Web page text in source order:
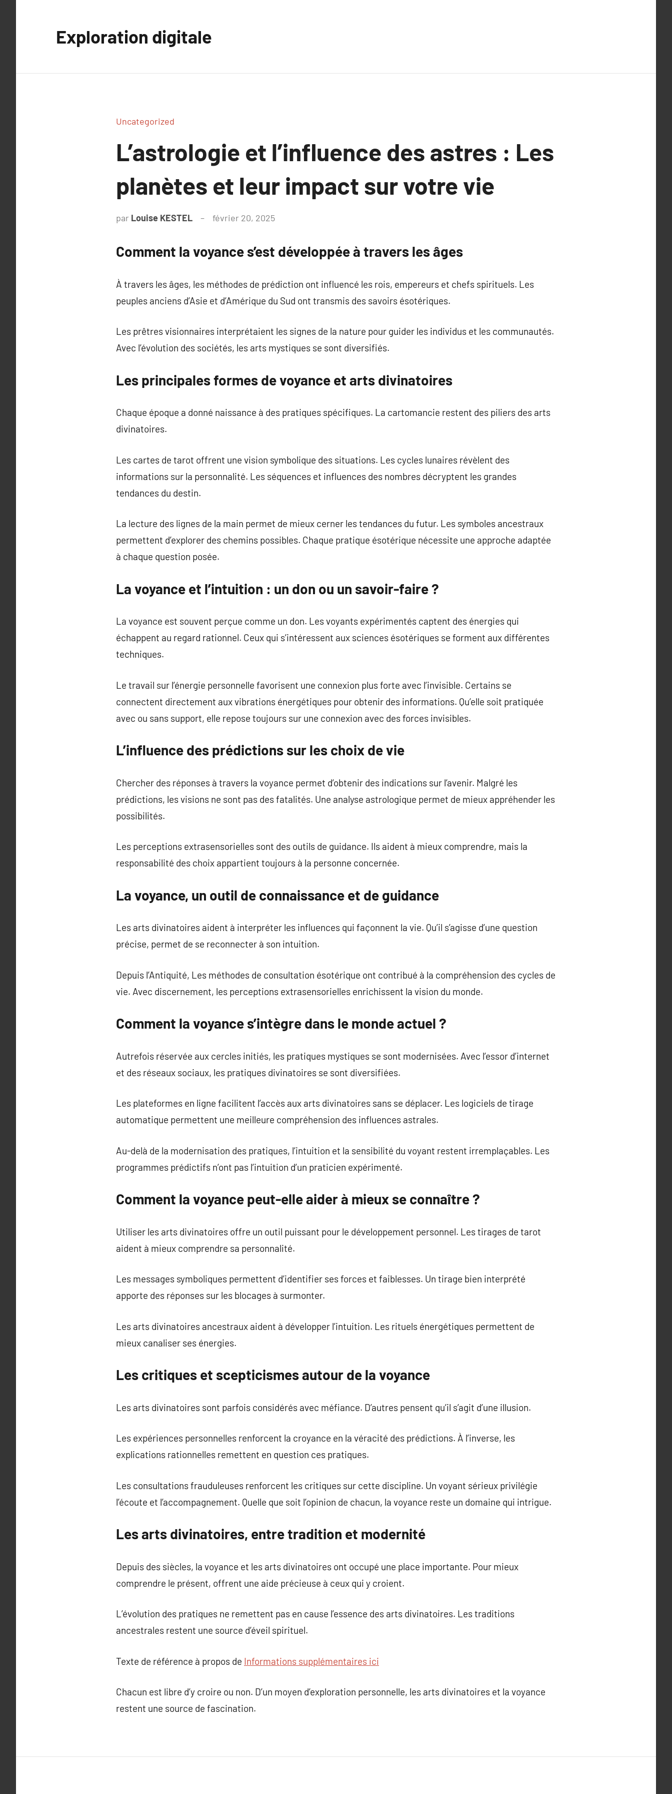
Exploration digitale
Uncategorized
L’astrologie et l’influence des astres : Les
planètes et leur impact sur votre vie
par Louise KESTEL février 20, 2025
Comment la voyance s’est développée à travers les âges
À travers les âges, les méthodes de prédiction ont influencé les rois, empereurs et chefs spirituels. Les
peuples anciens d’Asie et d’Amérique du Sud ont transmis des savoirs ésotériques.
Les prêtres visionnaires interprétaient les signes de la nature pour guider les individus et les communautés.
Avec l’évolution des sociétés, les arts mystiques se sont diversifiés.
Les principales formes de voyance et arts divinatoires
Chaque époque a donné naissance à des pratiques spécifiques. La cartomancie restent des piliers des arts
divinatoires.
Les cartes de tarot offrent une vision symbolique des situations. Les cycles lunaires révèlent des
informations sur la personnalité. Les séquences et influences des nombres décryptent les grandes
tendances du destin.
La lecture des lignes de la main permet de mieux cerner les tendances du futur. Les symboles ancestraux
permettent d’explorer des chemins possibles. Chaque pratique ésotérique nécessite une approche adaptée
à chaque question posée.
La voyance et l’intuition : un don ou un savoir-faire ?
La voyance est souvent perçue comme un don. Les voyants expérimentés captent des énergies qui
échappent au regard rationnel. Ceux qui s’intéressent aux sciences ésotériques se forment aux différentes
techniques.
Le travail sur l’énergie personnelle favorisent une connexion plus forte avec l’invisible. Certains se
connectent directement aux vibrations énergétiques pour obtenir des informations. Qu’elle soit pratiquée
avec ou sans support, elle repose toujours sur une connexion avec des forces invisibles.
L’influence des prédictions sur les choix de vie
Chercher des réponses à travers la voyance permet d’obtenir des indications sur l’avenir. Malgré les
prédictions, les visions ne sont pas des fatalités. Une analyse astrologique permet de mieux appréhender les
possibilités.
Les perceptions extrasensorielles sont des outils de guidance. Ils aident à mieux comprendre, mais la
responsabilité des choix appartient toujours à la personne concernée.
La voyance, un outil de connaissance et de guidance
Les arts divinatoires aident à interpréter les influences qui façonnent la vie. Qu’il s’agisse d’une question
précise, permet de se reconnecter à son intuition.
Depuis l’Antiquité, Les méthodes de consultation ésotérique ont contribué à la compréhension des cycles de
vie. Avec discernement, les perceptions extrasensorielles enrichissent la vision du monde.
Comment la voyance s’intègre dans le monde actuel ?
Autrefois réservée aux cercles initiés, les pratiques mystiques se sont modernisées. Avec l’essor d’internet
et des réseaux sociaux, les pratiques divinatoires se sont diversifiées.
Les plateformes en ligne facilitent l’accès aux arts divinatoires sans se déplacer. Les logiciels de tirage
automatique permettent une meilleure compréhension des influences astrales.
Au-delà de la modernisation des pratiques, l’intuition et la sensibilité du voyant restent irremplaçables. Les
programmes prédictifs n’ont pas l’intuition d’un praticien expérimenté.
Comment la voyance peut-elle aider à mieux se connaître ?
Utiliser les arts divinatoires offre un outil puissant pour le développement personnel. Les tirages de tarot
aident à mieux comprendre sa personnalité.
Les messages symboliques permettent d’identifier ses forces et faiblesses. Un tirage bien interprété
apporte des réponses sur les blocages à surmonter.
Les arts divinatoires ancestraux aident à développer l’intuition. Les rituels énergétiques permettent de
mieux canaliser ses énergies.
Les critiques et scepticismes autour de la voyance
Les arts divinatoires sont parfois considérés avec méfiance. D’autres pensent qu’il s’agit d’une illusion.
Les expériences personnelles renforcent la croyance en la véracité des prédictions. À l’inverse, les
explications rationnelles remettent en question ces pratiques.
Les consultations frauduleuses renforcent les critiques sur cette discipline. Un voyant sérieux privilégie
l’écoute et l’accompagnement. Quelle que soit l’opinion de chacun, la voyance reste un domaine qui intrigue.
Les arts divinatoires, entre tradition et modernité
Depuis des siècles, la voyance et les arts divinatoires ont occupé une place importante. Pour mieux
comprendre le présent, offrent une aide précieuse à ceux qui y croient.
L’évolution des pratiques ne remettent pas en cause l’essence des arts divinatoires. Les traditions
ancestrales restent une source d’éveil spirituel.
Texte de référence à propos de Informations supplémentaires ici
Chacun est libre d’y croire ou non. D’un moyen d’exploration personnelle, les arts divinatoires et la voyance
restent une source de fascination.